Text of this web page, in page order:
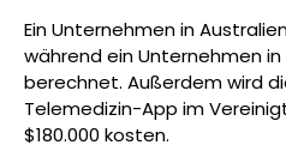
Ein Unternehmen in
während ein Unternehmen in
berechnet. Außerdem wird
Telemedizin-App im
$180.000 kosten.